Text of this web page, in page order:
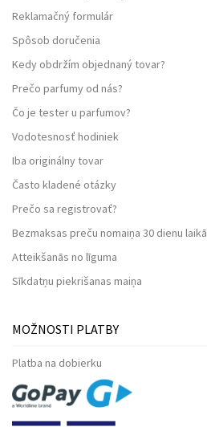
Reklamačný formulár
Spôsob doručenia
Kedy obdržím objednaný tovar?
Prečo parfumy od nás?
Čo je tester u parfumov?
Vodotesnosť hodiniek
Iba originálny tovar
Často kladené otázky
Prečo sa registrovať?
Bezmaksas preču nomaiņa 30 dienu laikā
Atteikšanās no līguma
Sīkdatņu piekrišanas maiņa
MOŽNOSTI PLATBY
Platba na dobierku